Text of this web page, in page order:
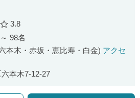
口コミ評価
3.8
98名
本木・赤坂・恵比寿・白金) アクセ
本木7-12-27